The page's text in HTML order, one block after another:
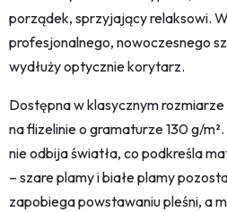
porządek, sprzyjający relaksowi.
profesjonalnego, nowoczesnego
wydłuży optycznie korytarz.
Dostępna w klasycznym
na flizelinie o gramaturze 130 g/
nie odbija światła, co podkreśla
– szare plamy i białe plamy
zapobiega powstawaniu pleśni, a